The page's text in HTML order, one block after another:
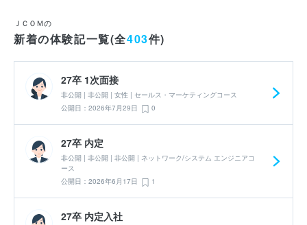
ＪＣＯＭの
新着の体験記一覧(全403件)
27卒 1次面接
非公開 | 非公開 | 女性 | セールス・マーケティングコース
公開日：2026年7月29日
0
27卒 内定
非公開 | 非公開 | 非公開 | ネットワーク/システム エンジニアコ
ース
公開日：2026年6月17日
1
27卒 内定入社